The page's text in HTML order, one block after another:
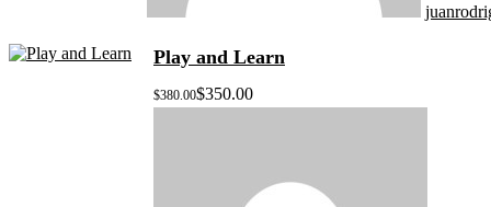
Play and Learn
$380.00$350.00